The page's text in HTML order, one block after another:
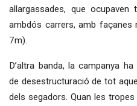
allargassades, que
ambdós carrers, amb
7m).
D’altra banda, la campanya
de desestructuració de tot
dels segadors. Quan les